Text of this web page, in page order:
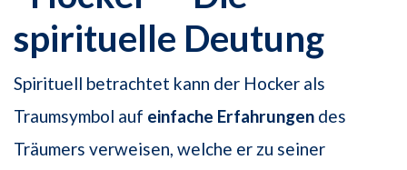
spirituelle Deutung
Spirituell betrachtet kann der Hocker als
Traumsymbol auf einfache Erfahrungen des
Träumers verweisen, welche er zu seiner